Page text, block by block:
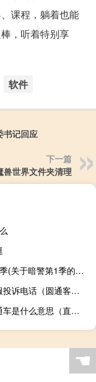
课程，躺着也能
，听着特别享
软件
书记回应
下一篇
兽世界文件夹清理
暗警第1季(关于暗警第1季的简介)
圆通客服投诉电话（圆通客服）
坐车直通车是什么意思（直通车讲解）
☚